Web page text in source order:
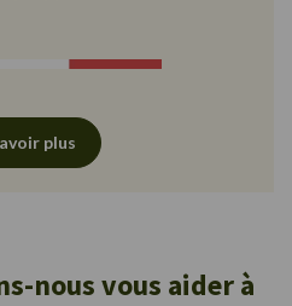
plus
nous vous aider à